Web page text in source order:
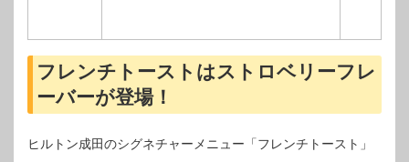
フレンチトーストはストロベリーフレ
ーバーが登場！
ヒルトン成田のシグネチャーメニュー「フレンチトースト」